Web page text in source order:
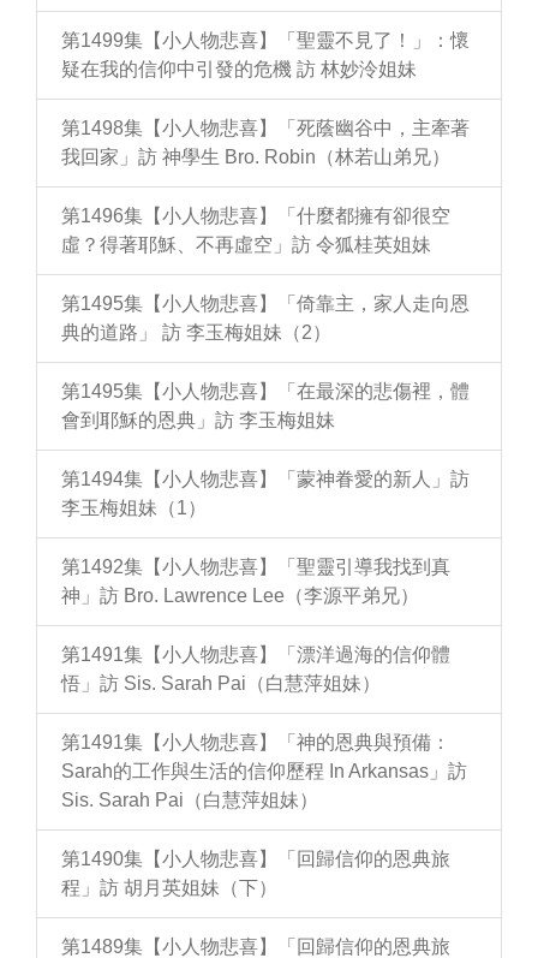
第1499集【小人物悲喜】「聖靈不見了！」：懷
疑在我的信仰中引發的危機 訪 林妙泠姐妹
第1498集【小人物悲喜】「死蔭幽谷中，主牽著
我回家」訪 神學生 Bro. Robin（林若山弟兄）
第1496集【小人物悲喜】「什麼都擁有卻很空
虛？得著耶穌、不再虛空」訪 令狐桂英姐妹
第1495集【小人物悲喜】「倚靠主，家人走向恩
典的道路」 訪 李玉梅姐妹（2）
第1495集【小人物悲喜】「在最深的悲傷裡，體
會到耶穌的恩典」訪 李玉梅姐妹
第1494集【小人物悲喜】「蒙神眷愛的新人」訪
李玉梅姐妹（1）
第1492集【小人物悲喜】「聖靈引導我找到真
神」訪 Bro. Lawrence Lee（李源平弟兄）
第1491集【小人物悲喜】「漂洋過海的信仰體
悟」訪 Sis. Sarah Pai（白慧萍姐妹）
第1491集【小人物悲喜】「神的恩典與預備：
Sarah的工作與生活的信仰歷程 In Arkansas」訪
Sis. Sarah Pai（白慧萍姐妹）
第1490集【小人物悲喜】「回歸信仰的恩典旅
程」訪 胡月英姐妹（下）
第1489集【小人物悲喜】「回歸信仰的恩典旅